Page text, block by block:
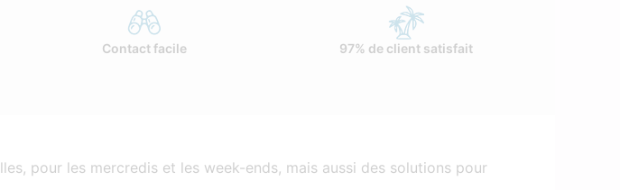
Contact facile 97% de client satisfait
pour les mercredis et les week-ends, mais aussi des solutions pour